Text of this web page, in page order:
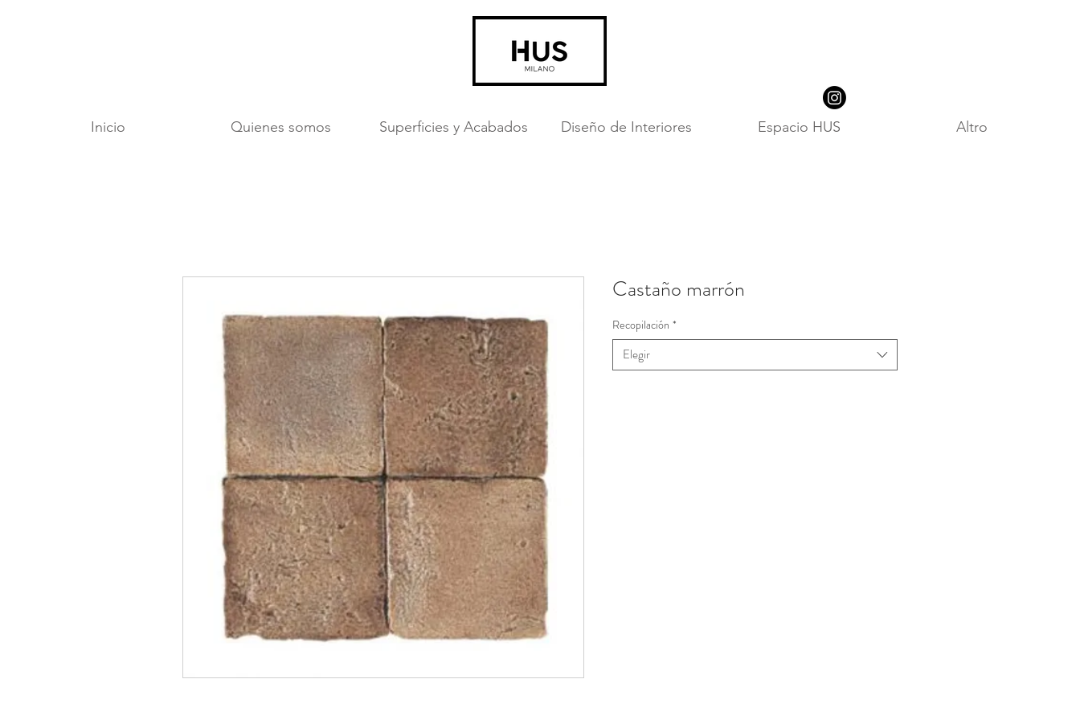
Inicio Quienes somos Superficies y Acabados Diseño de Interiores Espacio HUS Altro
Castaño marrón
Recopilación *
Elegir